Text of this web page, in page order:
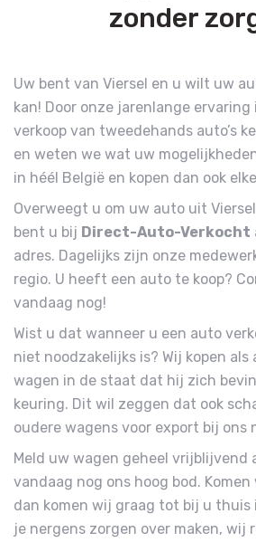
zonder
Uw bent van Viersel en u wilt uw
kan! Door onze jarenlange ervaring
verkoop van tweedehands auto’s
en weten we wat uw
in héél België en kopen dan ook
Overweegt u om uw auto uit
bent u bij Direct-Auto-Verkocht
adres. Dagelijks zijn onze
regio. U heeft een auto te koop?
vandaag nog!
Wist u dat wanneer u een auto
niet noodzakelijks is? Wij kopen als
wagen in de staat dat hij zich
keuring. Dit wil zeggen dat ook
oudere wagens voor export bij ons
Meld uw wagen geheel vrijblijvend
vandaag nog ons hoog bod.
dan komen wij graag tot bij u thuis
je nergens zorgen over maken, wij